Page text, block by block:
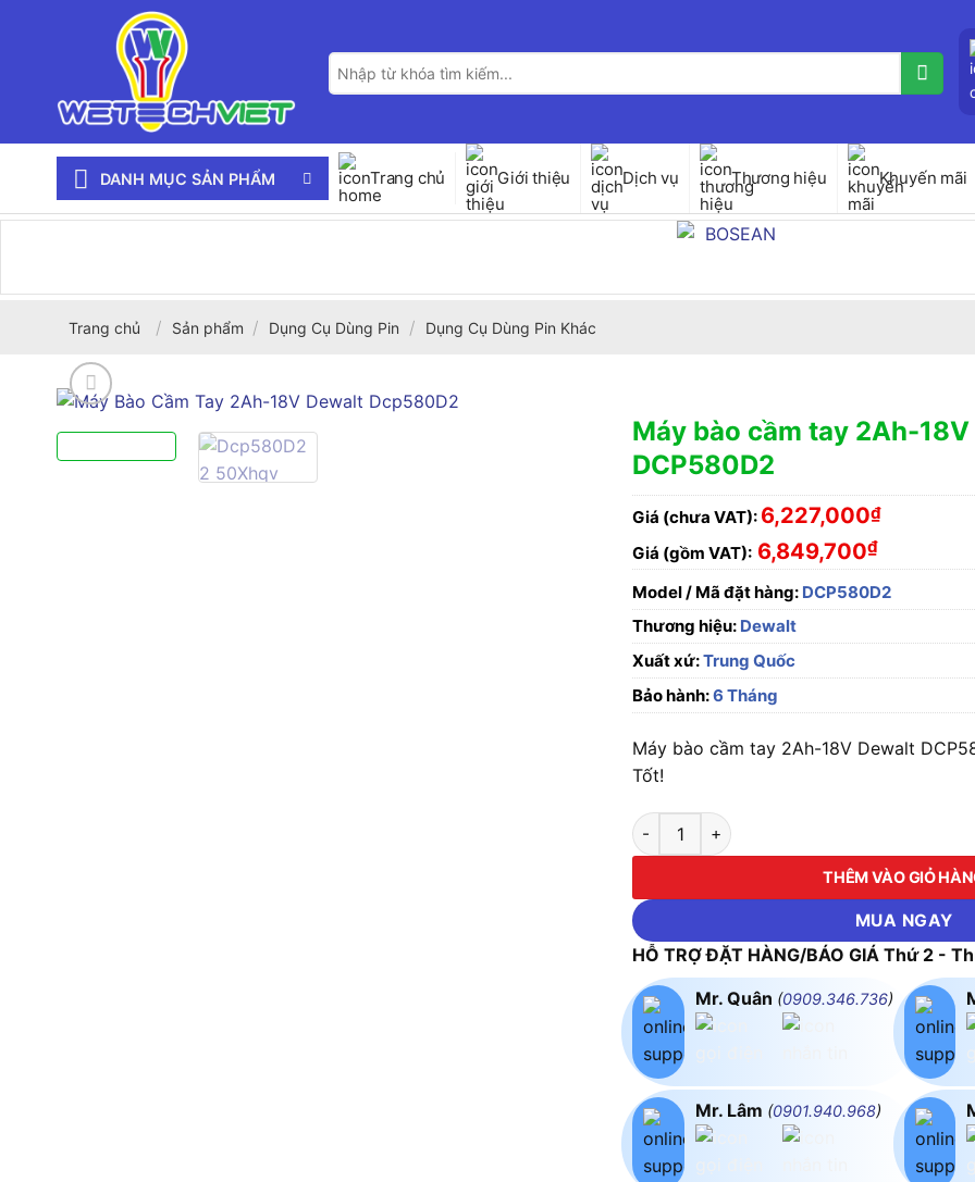
Tìm
kiếm:
DANH MỤC SẢN PHẨM Trang chủ Giới thiệu Dịch vụ Thương hiệu Khuyến mãi
Trang chủ / Sản phẩm / Dụng Cụ Dùng Pin / Dụng Cụ Dùng Pin Khác
Máy bào cầm tay 2Ah-
DCP580D2
Giá (chưa VAT): 6,227,000₫
Giá (gồm VAT): 6,849,700₫
Model / Mã đặt hàng: DCP580D2
Thương hiệu: Dewalt
Xuất xứ:Trung Quốc
Bảo hành:6 Tháng
Máy bào cầm tay 2Ah-18V Dewalt
Tốt!
Máy bào cầm tay 2Ah-18V Dewalt DCP580D2
THÊM VÀO GIỎ
MUA NGAY
HỖ TRỢ ĐẶT HÀNG/BÁO GIÁ Thứ 2 -
Mr. Quân (0909.346.736)
Mr. Lâm (0901.940.968)